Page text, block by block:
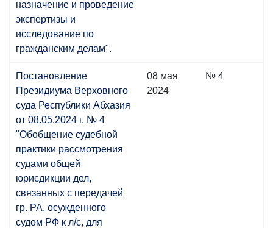
назначение и проведение
экспертизы и
исследование по
гражданским делам".
Постановление
Президиума Верховного
суда Республики Абхазия
от 08.05.2024 г. № 4
"Обобщение судебной
практики рассмотрения
судами общей
юрисдикции дел,
связанных с передачей
гр. РА, осужденного
судом РФ к л/с, для
08 мая
2024
№ 4